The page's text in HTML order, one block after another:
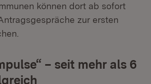
können dort ab sofort
zur ersten
– seit mehr als 6